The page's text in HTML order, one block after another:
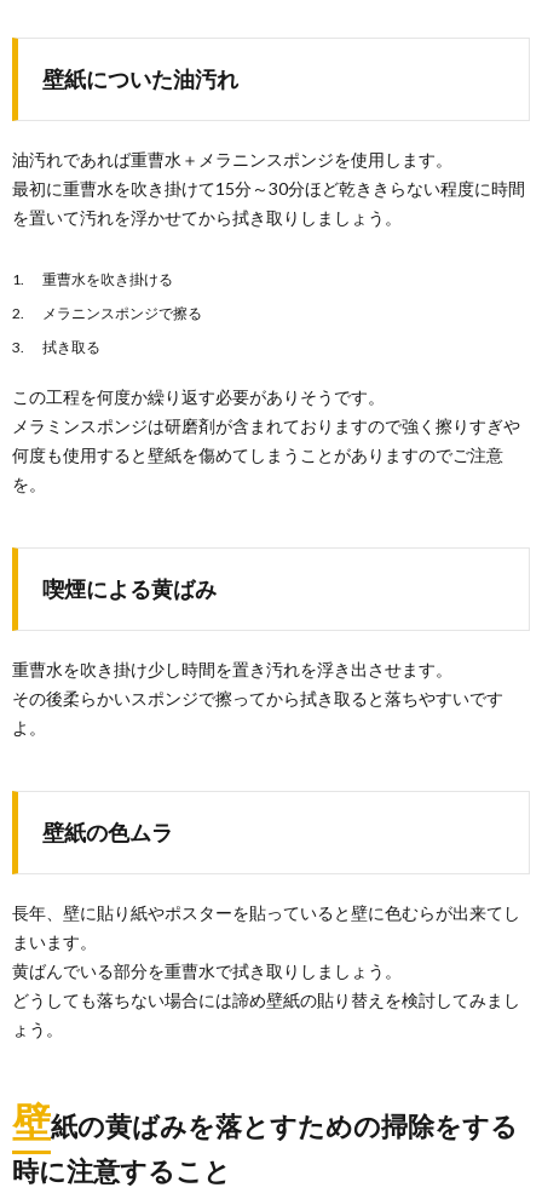
掃除の順番は曜日別に。効率よく家中まん
べんなく掃除できる方法
掃除の順番を見つけて、効率的で負担にならない自分
流の掃除方法を探しましょう。 曜日ごとに掃除す...
壁紙についた油汚れ
油汚れであれば重曹水＋メラニンスポンジを使用します。
最初に重曹水を吹き掛けて15分～30分ほど乾ききらない程度に時間
を置いて汚れを浮かせてから拭き取りしましょう。
重曹水を吹き掛ける
メラニンスポンジで擦る
拭き取る
この工程を何度か繰り返す必要がありそうです。
メラミンスポンジは研磨剤が含まれておりますので強く擦りすぎや
何度も使用すると壁紙を傷めてしまうことがありますのでご注意
を。
喫煙による黄ばみ
重曹水を吹き掛け少し時間を置き汚れを浮き出させます。
その後柔らかいスポンジで擦ってから拭き取ると落ちやすいです
よ。
壁紙の色ムラ
長年、壁に貼り紙やポスターを貼っていると壁に色むらが出来てし
まいます。
黄ばんでいる部分を重曹水で拭き取りしましょう。
どうしても落ちない場合には諦め壁紙の貼り替えを検討してみまし
ょう。
壁紙の黄ばみを落とすための掃除をする
時に注意すること